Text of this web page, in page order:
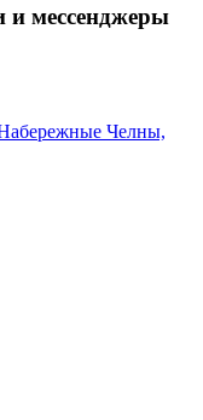
и мессенджеры
Набережные Челны,